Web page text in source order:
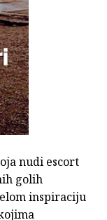
nudi escort
golih
inspiraciju